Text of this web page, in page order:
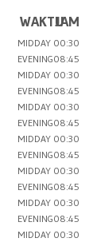
WAKTUJAM
MIDDAY 00:30
EVENING08:45
MIDDAY 00:30
EVENING08:45
MIDDAY 00:30
EVENING08:45
MIDDAY 00:30
EVENING08:45
MIDDAY 00:30
EVENING08:45
MIDDAY 00:30
EVENING08:45
MIDDAY 00:30